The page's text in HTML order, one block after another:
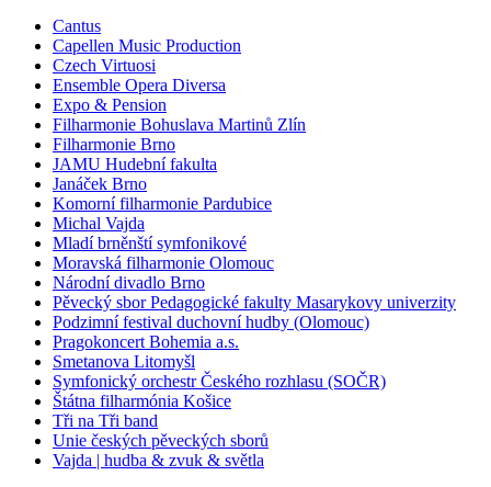
Cantus
Capellen Music Production
Czech Virtuosi
Ensemble Opera Diversa
Expo & Pension
Filharmonie Bohuslava Martinů Zlín
Filharmonie Brno
JAMU Hudební fakulta
Janáček Brno
Komorní filharmonie Pardubice
Michal Vajda
Mladí brněnští symfonikové
Moravská filharmonie Olomouc
Národní divadlo Brno
Pěvecký sbor Pedagogické fakulty Masarykovy univerzity
Podzimní festival duchovní hudby (Olomouc)
Pragokoncert Bohemia a.s.
Smetanova Litomyšl
Symfonický orchestr Českého rozhlasu (SOČR)
Štátna filharmónia Košice
Tři na Tři band
Unie českých pěveckých sborů
Vajda | hudba & zvuk & světla